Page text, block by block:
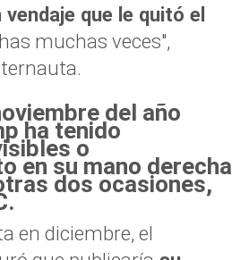
vendaje que le quitó el
muchas veces",
del año
ha tenido
o
en su mano derecha
dos ocasiones,
en diciembre, el